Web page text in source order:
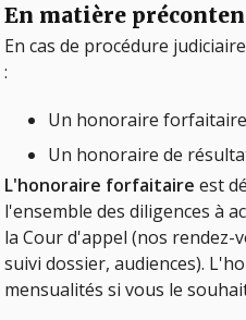
En matière
En cas de procédure
:
Un honoraire forfaitaire
Un honoraire de
L'honoraire forfaitaire est
l'ensemble des diligences à
la Cour d'appel (nos
suivi dossier, audiences).
mensualités si vous le